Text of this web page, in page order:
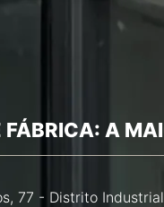
A
77 - Distrito